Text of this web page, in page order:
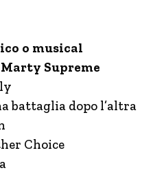
o musical
Supreme
battaglia dopo l’altra
Choice